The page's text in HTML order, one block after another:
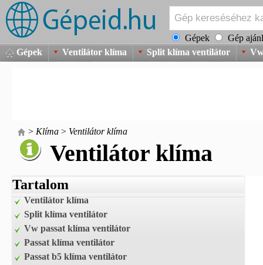
Gépek
Gép
Gépek
Ventilátor klíma Split klíma ventilátor
> Klíma > Ventilátor klíma
Ventilátor klíma
Tartalom
Ventilátor klíma
Split klíma ventilátor
Vw passat klíma ventilátor
Passat klíma ventilátor
Passat b5 klíma ventilátor